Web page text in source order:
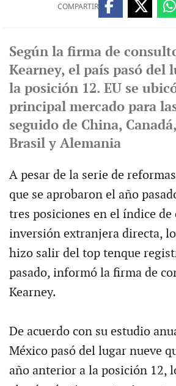
COMPARTIR
Según la firma de
Kearney, el país pasó del
la posición 12. EU se
principal mercado para
seguido de China,
Brasil y Alemania
A pesar de la serie de
que se aprobaron el año
tres posiciones en el índice de
inversión extranjera directa,
hizo salir del top tenque
pasado, informó la firma de
Kearney.
De acuerdo con su estudio
México pasó del lugar nueve
año anterior a la posición 12,